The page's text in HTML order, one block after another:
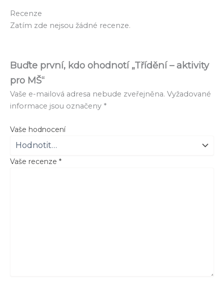
Recenze
Zatím zde nejsou žádné recenze.
Buďte první, kdo ohodnotí „Třídění – aktivity
pro MŠ“
Vaše e-mailová adresa nebude zveřejněna. Vyžadované
informace jsou označeny *
Vaše hodnocení
Vaše recenze *